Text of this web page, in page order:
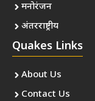
मनोरंजन
अंतरराष्ट्रीय
Quakes Links
About Us
Contact Us